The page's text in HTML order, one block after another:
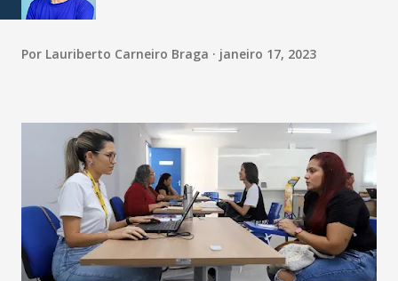
Por Lauriberto Carneiro Braga janeiro 17, 2023